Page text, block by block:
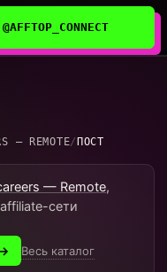
— REMOTE/ ПОСТ
— Remote,
сети
Весь каталог